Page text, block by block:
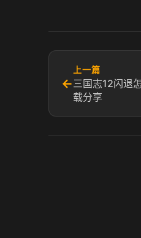
←
上一篇
三国志12闪退
载分享